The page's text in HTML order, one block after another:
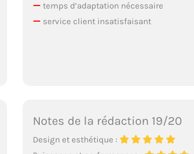
temps d’adaptation nécessaire
service client insatisfaisant
Notes de la rédaction 19/20
Design et esthétique :